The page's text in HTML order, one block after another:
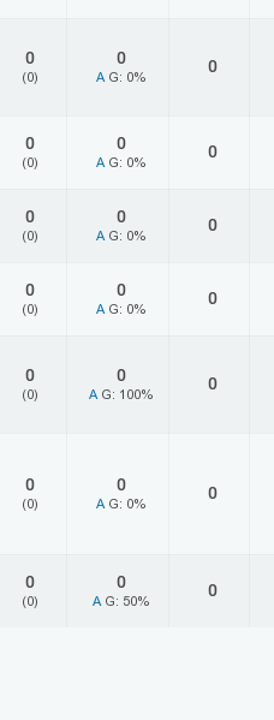
0
(0)
0
A G: 0%
0
0
(0)
0
A G: 0%
0
0
(0)
0
A G: 0%
0
0
(0)
0
A G: 0%
0
0
(0)
0
A G: 100%
0
0
(0)
0
A G: 0%
0
0
(0)
0
A G: 50%
0